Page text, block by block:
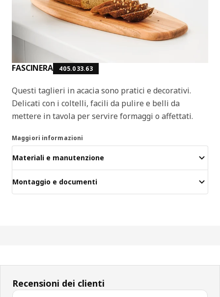
FASCINERA 405.033.63
Questi taglieri in acacia sono pratici e decorativi.
Delicati con i coltelli, facili da pulire e belli da
mettere in tavola per servire formaggi o affettati.
Maggiori informazioni
Materiali e manutenzione
Montaggio e documenti
Recensioni dei clienti